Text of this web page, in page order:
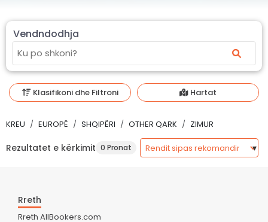
Vendndodhja
Klasifikoni dhe Filtroni Hartat
KREU EUROPË SHQIPËRI OTHER QARK ZIMUR
Rezultatet e kërkimit 0 Pronat
Rreth
Rreth AllBookers.com